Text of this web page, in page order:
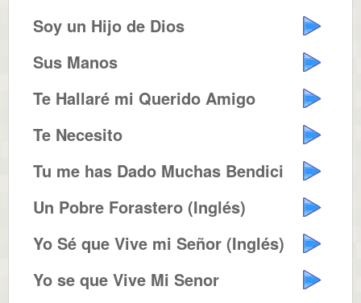
Soy un Hijo de Dios
Sus Manos
Te Hallaré mi Querido Amigo
Te Necesito
Tu me has Dado Muchas Bendiciones
Un Pobre Forastero (Inglés)
Yo Sé que Vive mi Señor (Inglés)
Yo se que Vive Mi Senor